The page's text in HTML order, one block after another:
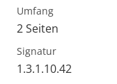
Umfang
2 Seiten
Signatur
1.3.1.10.42